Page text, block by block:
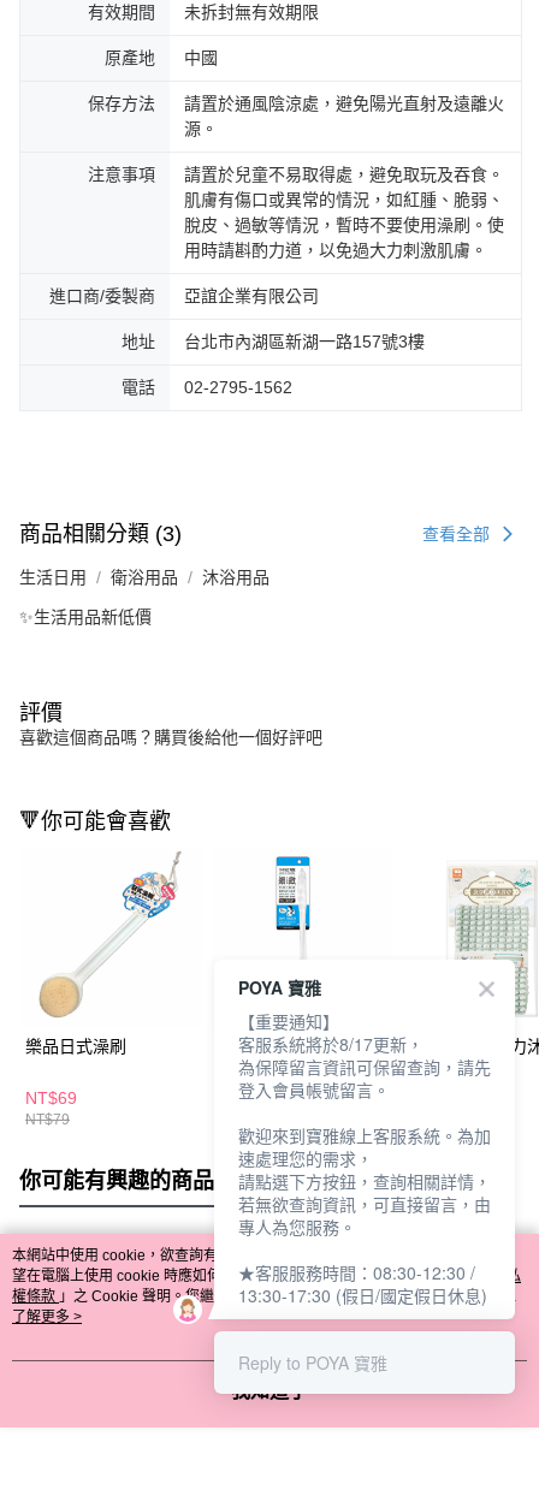
有效期間 未拆封無有效期限
原產地 中國
保存方法
請置於通風陰涼處，避免陽光直射及遠離火
源。
注意事項
請置於兒童不易取得處，避免取玩及吞食。
肌膚有傷口或異常的情況，如紅腫、脆弱、
脫皮、過敏等情況，暫時不要使用澡刷。使
用時請斟酌力道，以免過大力刺激肌膚。
進口商/委製商 亞誼企業有限公司
地址 台北市內湖區新湖一路157號3樓
電話 02-2795-1562
商品相關分類 (3) 查看全部
生活日用 衛浴用品 沐浴用品
✨生活用品新低價
評價
喜歡這個商品嗎？購買後給他一個好評吧
🔻你可能會喜歡
樂品日式澡刷
NT$69
NT$79
台灣製-細緻沐浴澡刷
NT$99
UdiLife泡泡彈力
你可能有興趣的商品 全站排行
熱門標籤
本網站中使用 cookie，欲查詢有關本網站使用 cookie 方式之詳情，及若您不希
望在電腦上使用 cookie 時應如何變更電腦的 cookie 設定，請參閱本網站「
隱私
權條款 」之 Cookie 聲明。您繼續使用本網站即表示您同意本公司得按本網站使
用條款之 Cookie 聲明使用 cookie。
了解更多 >
我知道了
POYA 寶雅
【重要通知】
客服系統將於8/17更新，
為保障留言資訊可保留查詢，請先
登入會員帳號留言。
歡迎來到寶雅線上客服系統。為加
速處理您的需求，
請點選下方按鈕，查詢相關詳情，
若無欲查詢資訊，可直接留言，由
專人為您服務。
★客服服務時間：08:30-12:30 /
13:30-17:30 (假日/國定假日休息)
Reply to POYA 寶雅